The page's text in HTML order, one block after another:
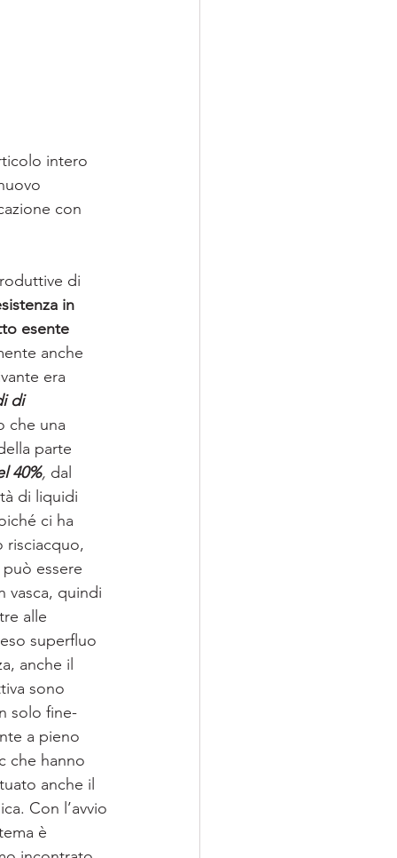
intero
con
di
in
esente
anche
era
di
che una
parte
40%, dal
di liquidi
ci ha
risciacquo,
essere
vasca, quindi
alle
superfluo
anche il
sono
solo fine-
a pieno
che hanno
anche il
Con l’avvio
è